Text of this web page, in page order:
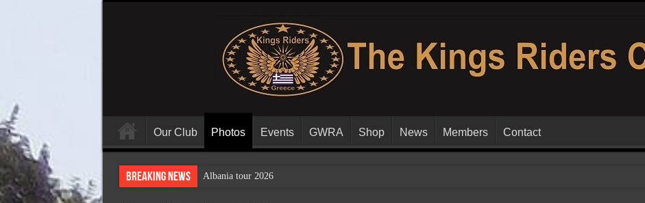
Our Club Photos Events GWRA Shop News Members Contact
Breaking News Albania tour 2026